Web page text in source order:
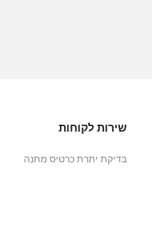
שירות לקוחות
בדיקת יתרת כרטיס מתנה